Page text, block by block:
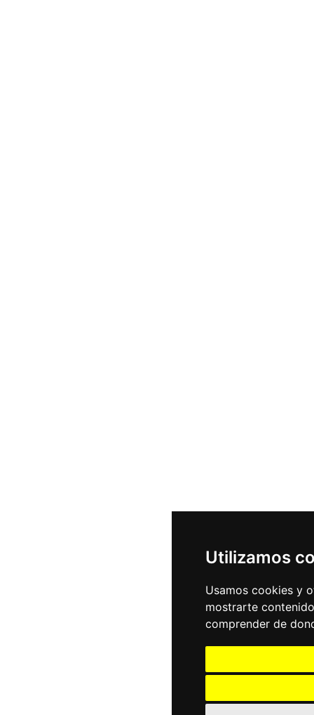
Utilizamos
Usamos cookies y
mostrarte
comprender de